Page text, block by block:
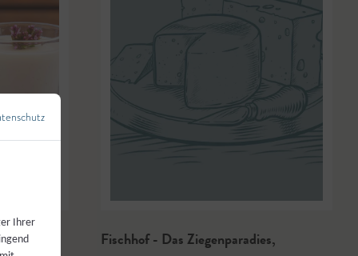
Fischhof - Das Ziegenparadies,
Ihrer